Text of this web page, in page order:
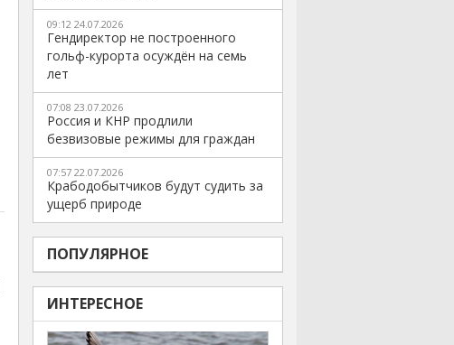
09:12 24.07.2026
Гендиректор не построенного
гольф-курорта осуждён на семь
лет
07:08 23.07.2026
Россия и КНР продлили
безвизовые режимы для граждан
07:57 22.07.2026
Крабодобытчиков будут судить за
ущерб природе
ПОПУЛЯРНОЕ
ИНТЕРЕСНОЕ